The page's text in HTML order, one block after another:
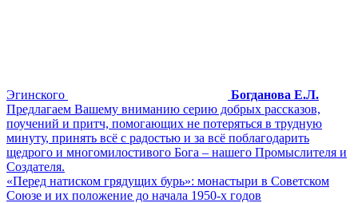
Эгинского
Богданова Е.Л.
Предлагаем Вашему вниманию серию добрых рассказов,
поучений и притч, помогающих не потеряться в трудную
минуту, принять всё с радостью и за всё поблагодарить
щедрого и многомилостивого Бога – нашего Промыслителя и
Создателя.
«Перед натиском грядущих бурь»: монастыри в Советском
Союзе и их положение до начала 1950-х годов